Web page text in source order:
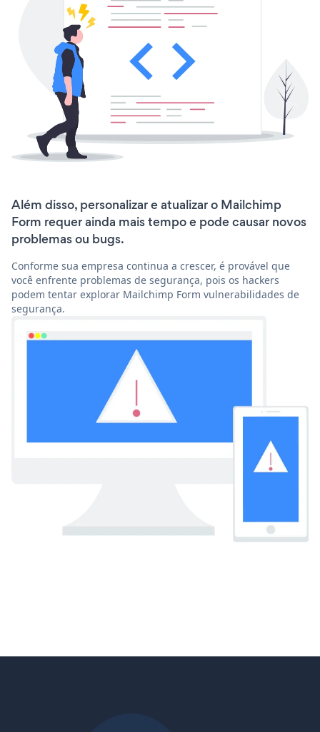
Além disso, personalizar e atualizar o Mailchimp
Form requer ainda mais tempo e pode causar novos
problemas ou bugs.
Conforme sua empresa continua a crescer, é provável que
você enfrente problemas de segurança, pois os hackers
podem tentar explorar Mailchimp Form vulnerabilidades de
segurança.